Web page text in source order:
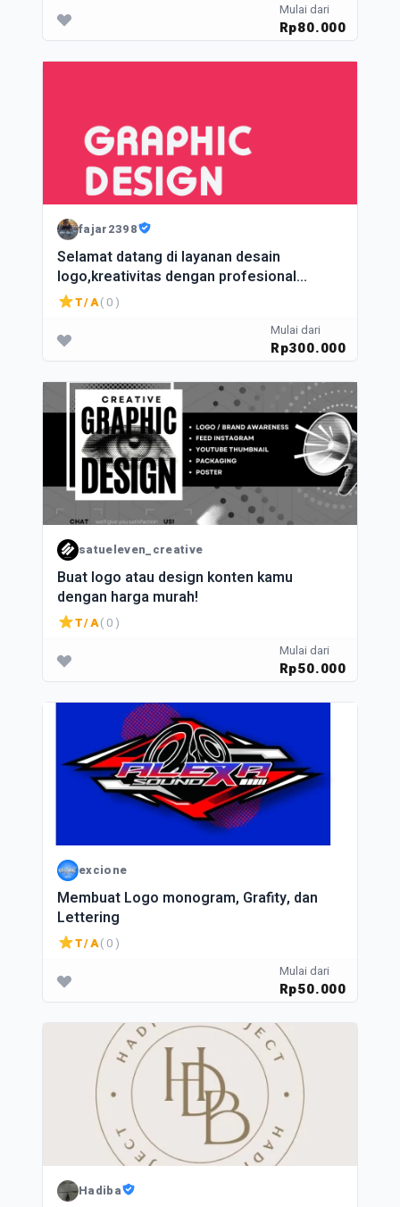
Mulai dari
Rp80.000
fajar2398
Selamat datang di layanan desain
logo,kreativitas dengan profesional
menciptakan identitas visual
T/A( 0 )
Mulai dari
Rp300.000
satueleven_creative
Buat logo atau design konten kamu
dengan harga murah!
T/A( 0 )
Mulai dari
Rp50.000
excione
Membuat Logo monogram, Grafity, dan
Lettering
T/A( 0 )
Mulai dari
Rp50.000
Hadiba